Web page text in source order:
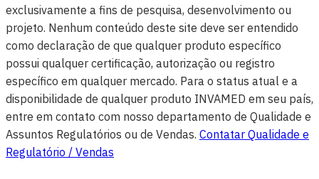
exclusivamente a fins de pesquisa, desenvolvimento ou
projeto. Nenhum conteúdo deste site deve ser entendido
como declaração de que qualquer produto específico
possui qualquer certificação, autorização ou registro
específico em qualquer mercado. Para o status atual e a
disponibilidade de qualquer produto INVAMED em seu país,
entre em contato com nosso departamento de Qualidade e
Assuntos Regulatórios ou de Vendas. Contatar Qualidade e
Regulatório / Vendas